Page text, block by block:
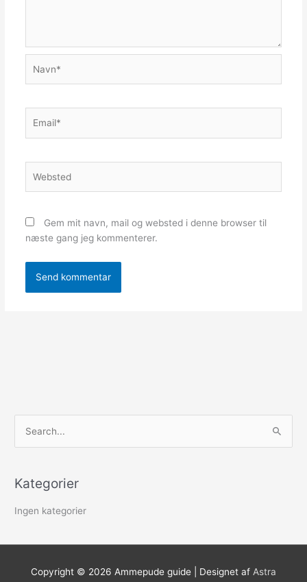
Gem mit navn, mail og websted i denne browser til
næste gang jeg kommenterer.
e
f
e
Kategorier
Ingen kategorier
Copyright © 2026 Ammepude guide | Designet af Astra